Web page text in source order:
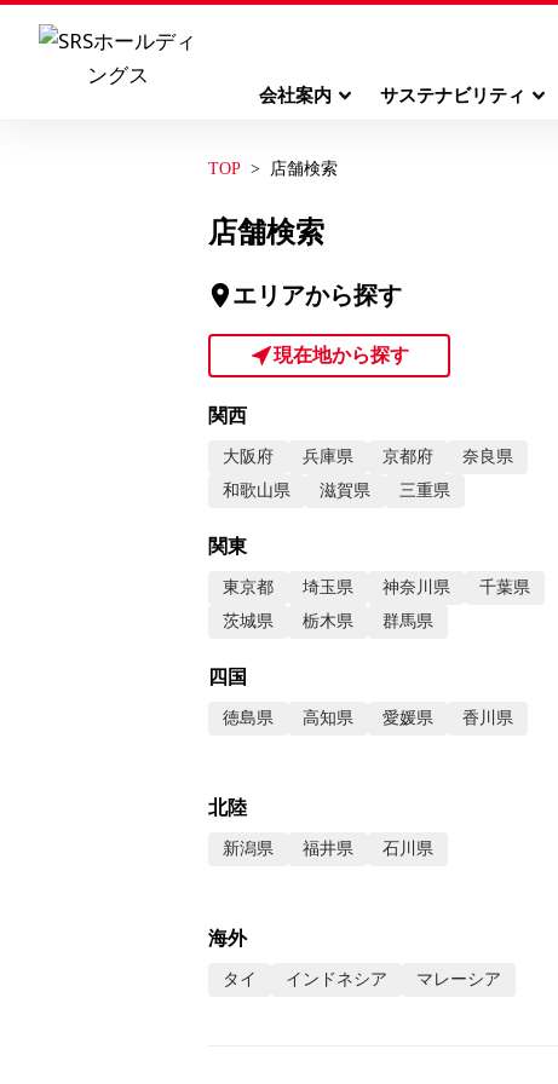
会社案内 サステナビリティ
TOP 店舗検索
店舗検索
エリアから探す
現在地から探す
関西
大阪府 兵庫県 京都府
奈良県
和歌山県
滋賀県 三重県
関東
東京都 埼玉県 神奈川県
千葉県
茨城県
栃木県 群馬県
四国
徳島県 高知県 愛媛県 香川県
北陸
新潟県 福井県 石川県
海外
タイ インドネシア マレーシア